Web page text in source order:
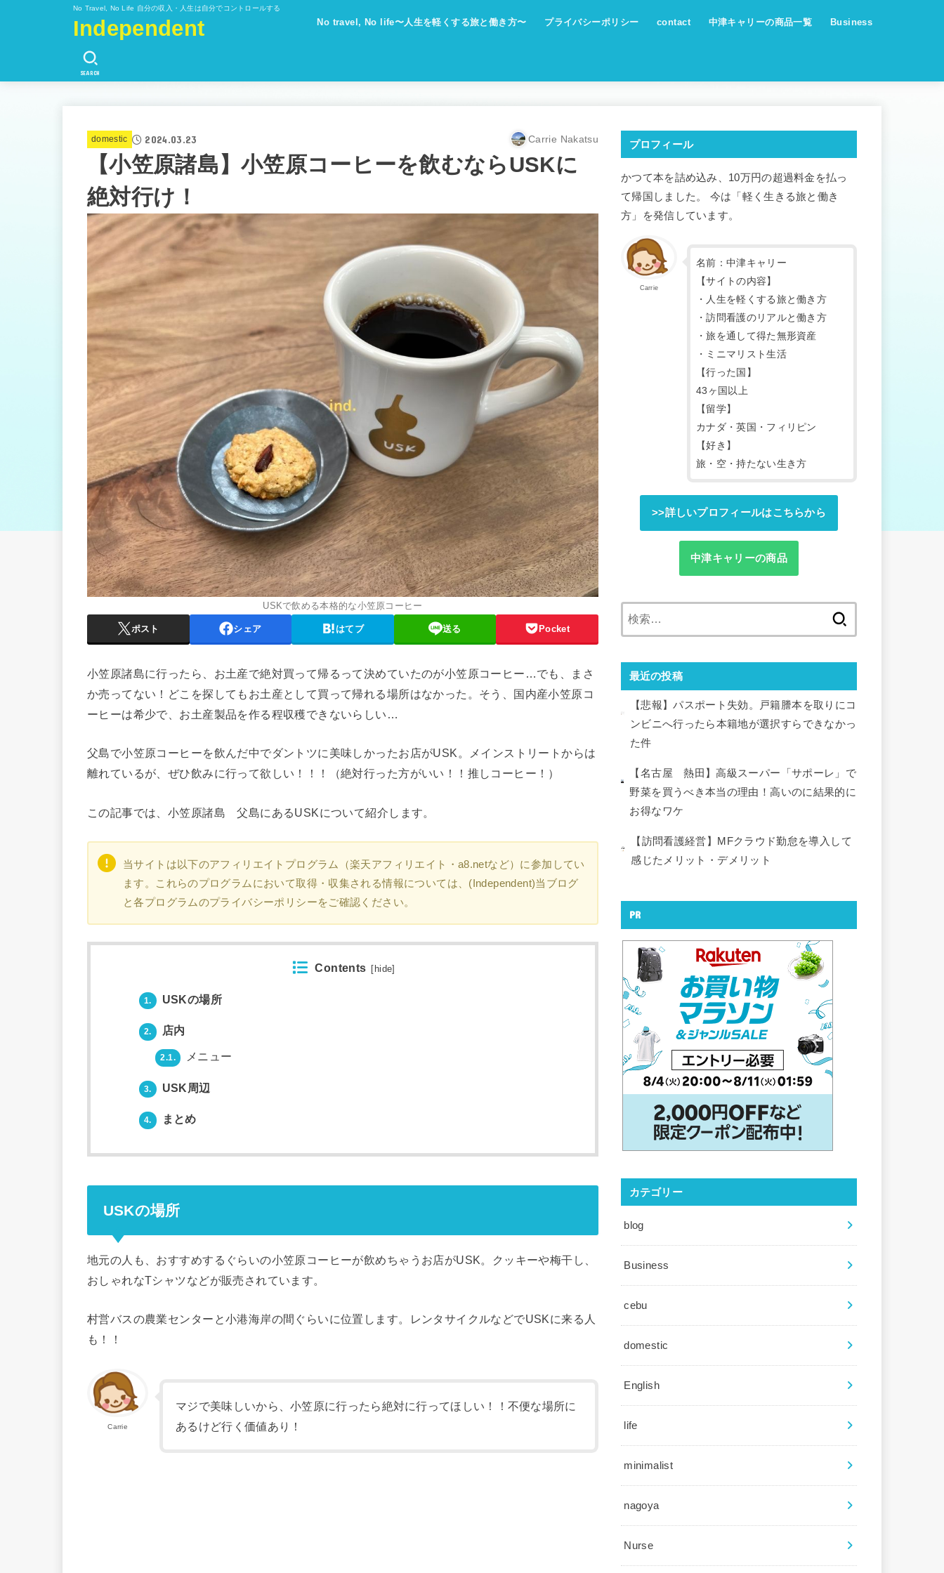
No Travel, No Life 自分の収入・人生は自分でコントロールする
Independent No travel, No life〜人生を軽くする旅と働き方〜 プライバシーポリシー contact 中津キャリーの商品一覧 Business
SEARCH
domestic 2024.03.23 Carrie Nakatsu
【小笠原諸島】小笠原コーヒーを飲むならUSKに
絶対行け！
USKで飲める本格的な小笠原コーヒー
ポスト シェア はてブ 送る Pocket
小笠原諸島に行ったら、お土産で絶対買って帰るって決めていたのが小笠原コーヒー…でも、まさ
か売ってない！どこを探してもお土産として買って帰れる場所はなかった。そう、国内産小笠原コ
ーヒーは希少で、お土産製品を作る程収穫できないらしい…
父島で小笠原コーヒーを飲んだ中でダントツに美味しかったお店がUSK。メインストリートからは
離れているが、ぜひ飲みに行って欲しい！！！（絶対行った方がいい！！推しコーヒー！）
この記事では、小笠原諸島 父島にあるUSKについて紹介します。
当サイトは以下のアフィリエイトプログラム（楽天アフィリエイト・a8.netなど）に参加してい
ます。これらのプログラムにおいて取得・収集される情報については、(Independent)当ブログ
と各プログラムのプライバシーポリシーをご確認ください。
Contents hide
1. USKの場所
2. 店内
2.1. メニュー
3. USK周辺
4. まとめ
USKの場所
地元の人も、おすすめするぐらいの小笠原コーヒーが飲めちゃうお店がUSK。クッキーや梅干し、
おしゃれなTシャツなどが販売されています。
村営バスの農業センターと小港海岸の間ぐらいに位置します。レンタサイクルなどでUSKに来る人
も！！
Carrie
マジで美味しいから、小笠原に行ったら絶対に行ってほしい！！不便な場所に
あるけど行く価値あり！
プロフィール
かつて本を詰め込み、10万円の超過料金を払っ
て帰国しました。 今は「軽く生きる旅と働き
方」を発信しています。
Carrie
名前：中津キャリー
【サイトの内容】
・人生を軽くする旅と働き方
・訪問看護のリアルと働き方
・旅を通して得た無形資産
・ミニマリスト生活
【行った国】
43ヶ国以上
【留学】
カナダ・英国・フィリピン
【好き】
旅・空・持たない生き方
>>詳しいプロフィールはこちらから
中津キャリーの商品
最近の投稿
【悲報】パスポート失効。戸籍謄本を取りにコ
ンビニへ行ったら本籍地が選択すらできなかっ
た件
【名古屋 熱田】高級スーパー「サポーレ」で
野菜を買うべき本当の理由！高いのに結果的に
お得なワケ
【訪問看護経営】MFクラウド勤怠を導入して
感じたメリット・デメリット
PR
カテゴリー
blog
Business
cebu
domestic
English
life
minimalist
nagoya
Nurse